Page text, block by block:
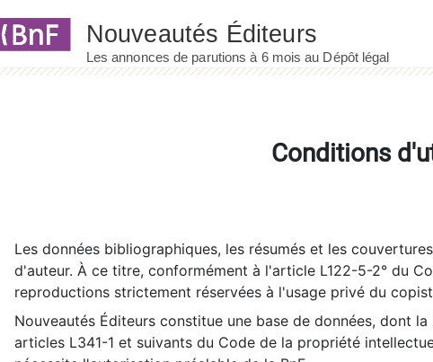
Conditions
Les données bibliographiques, les résumés et les
d'auteur. À ce titre, conformément à l'article L122-5-2° du
reproductions strictement réservées à l'usage privé du
Nouveautés Éditeurs constitue une base de données, dont
articles L341-1 et suivants du Code de la propriété